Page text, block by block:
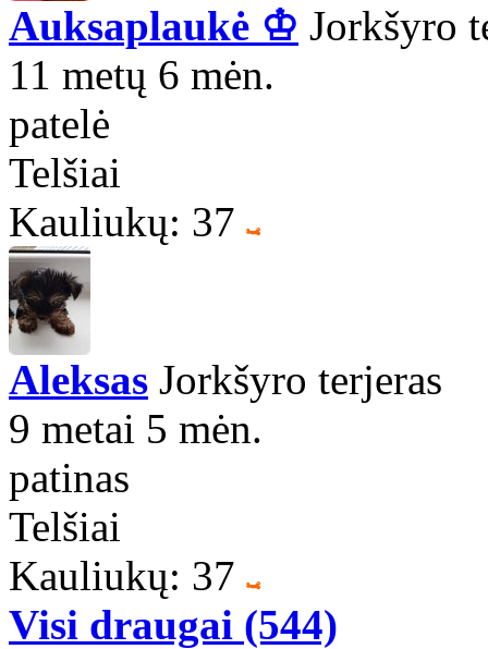
Auksaplaukė ♔ Jorkšyro
11 metų 6 mėn.
patelė
Telšiai
Kauliukų: 37
Aleksas Jorkšyro terjeras
9 metai 5 mėn.
patinas
Telšiai
Kauliukų: 37
Visi draugai (544)